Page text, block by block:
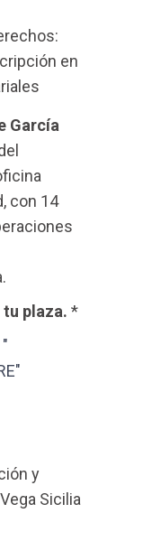
en
García
con 14
plaza. *
y
Sicilia